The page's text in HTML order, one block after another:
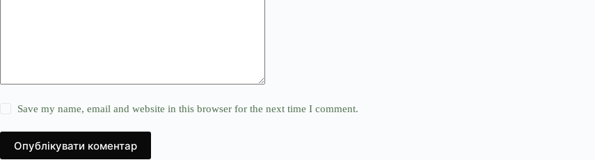
Save my name, email and website in this browser for the next time I comment.
Опублікувати коментар